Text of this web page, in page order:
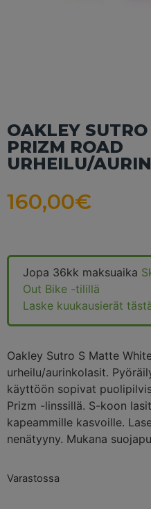
OAKLEY
PRIZM ROAD
URHEILU/
160,00€
Jopa 36kk maksuaika
Out Bike -tilillä
Laske kuukausierät
Oakley Sutro S Matte
urheilu/aurinkolasit.
käyttöön sopivat
Prizm -linssillä. S-koon
kapeammille kasvoille.
nenätyyny. Mukana
Varastossa